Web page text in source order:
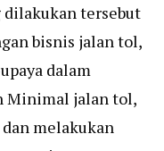
dilakukan tersebut
bisnis jalan tol,
dalam
Minimal jalan tol,
melakukan